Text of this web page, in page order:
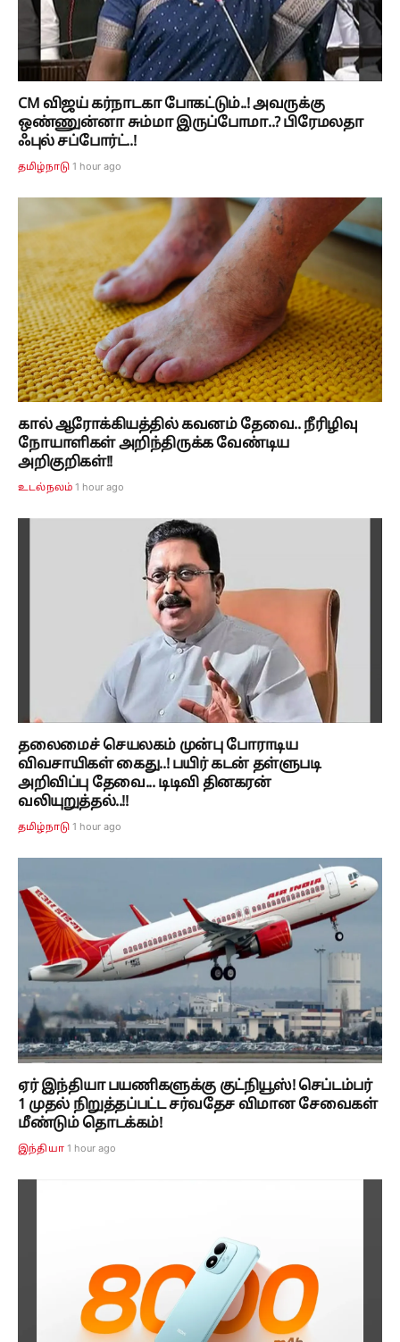
CM விஜய் கர்நாடகா போகட்டும்..! அவருக்கு
ஒண்ணுன்னா சும்மா இருப்போமா..? பிரேமலதா
ஃபுல் சப்போர்ட்..!
தமிழ்நாடு 1 hour ago
கால் ஆரோக்கியத்தில் கவனம் தேவை.. நீரிழிவு
நோயாளிகள் அறிந்திருக்க வேண்டிய
அறிகுறிகள்!!
உடல்நலம் 1 hour ago
தலைமைச் செயலகம் முன்பு போராடிய
விவசாயிகள் கைது..! பயிர் கடன் தள்ளுபடி
அறிவிப்பு தேவை... டிடிவி தினகரன்
வலியுறுத்தல்..!!
தமிழ்நாடு 1 hour ago
ஏர் இந்தியா பயணிகளுக்கு குட்நியூஸ்! செப்டம்பர்
1 முதல் நிறுத்தப்பட்ட சர்வதேச விமான சேவைகள்
மீண்டும் தொடக்கம்!
இந்தியா 1 hour ago